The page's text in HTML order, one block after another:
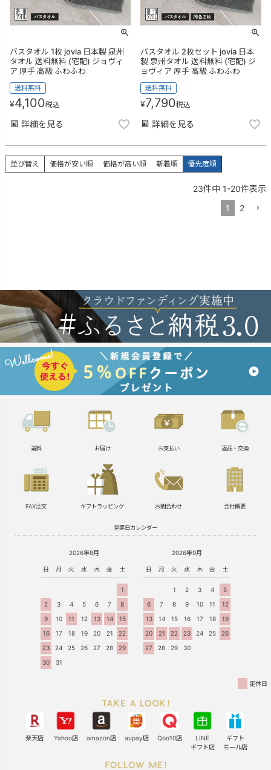
バスタオル 1枚 jovia 日本製 泉州
タオル 送料無料 (宅配) ジョヴィ
ア 厚手 高級 ふわふわ
送料無料
¥4,100税込
詳細を見る
バスタオル 2枚セット jovia 日本
製 泉州タオル 送料無料 (宅配) ジ
ョヴィア 厚手 高級 ふわふわ
送料無料
¥7,790税込
詳細を見る
並び替え 価格が安い順 価格が高い順 新着順 優先度順
23件中 1-20件表示
1
2
送料 お届け お支払い 返品・交換
FAX注文 ギフトラッピング お問合わせ 会社概要
営業日カレンダー
2026年8月
日 月 火 水 木 金 土
1
2
3 4 5 6 7
8
9
10 11 12 13 14
15
16
17 18 19 20 21
22
23
24 25 26 27 28
29
30
31
2026年9月
日 月 火 水 木 金 土
1 2 3 4
5
6
7 8 9 10 11
12
13
14 15 16 17 18
19
20
21 22 23 24 25
26
27
28 29 30
定休日
楽天店 Yahoo店 amazon店 aupay店 Qoo10店
LINE
ギフト店
ギフト
モール店